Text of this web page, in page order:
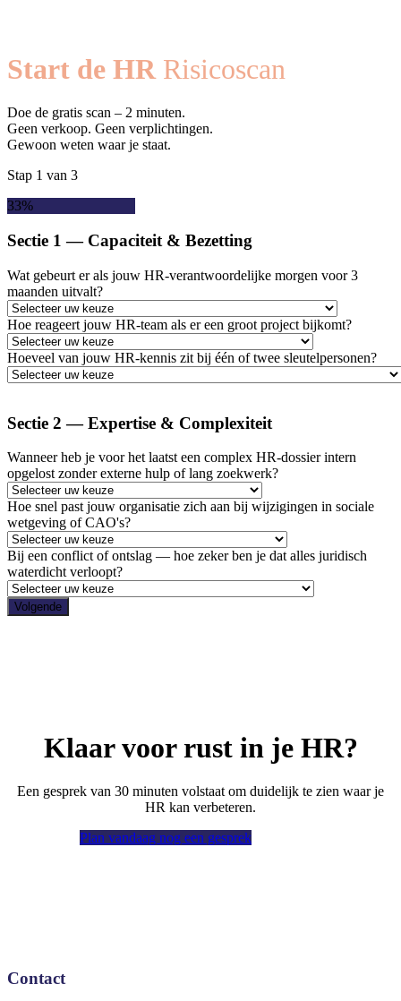
Start de HR Risicoscan
Doe de gratis scan – 2 minuten.
Geen verkoop. Geen verplichtingen.
Gewoon weten waar je staat.
Stap 1 van 3
33%
Sectie 1 — Capaciteit & Bezetting
Wat gebeurt er als jouw HR-verantwoordelijke morgen voor 3
maanden uitvalt?
Hoe reageert jouw HR-team als er een groot project bijkomt?
Hoeveel van jouw HR-kennis zit bij één of twee sleutelpersonen?
Sectie 2 — Expertise & Complexiteit
Wanneer heb je voor het laatst een complex HR-dossier intern
opgelost zonder externe hulp of lang zoekwerk?
Hoe snel past jouw organisatie zich aan bij wijzigingen in sociale
wetgeving of CAO's?
Bij een conflict of ontslag — hoe zeker ben je dat alles juridisch
waterdicht verloopt?
Klaar voor rust in je HR?
Een gesprek van 30 minuten volstaat om duidelijk te zien waar je
HR kan verbeteren.
Plan vandaag nog een gesprek
Contact